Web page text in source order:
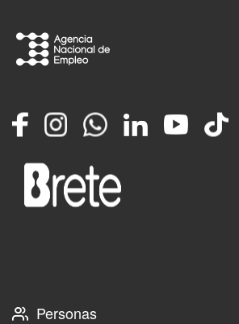
FacebookInstagramWhatsappLinkedInYouTube
TikTok
Personas